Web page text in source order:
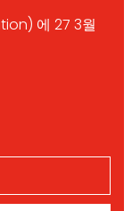
에 27 3월